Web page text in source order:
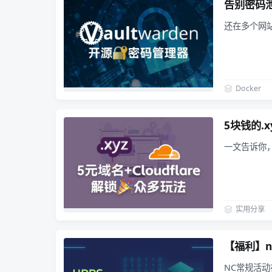
告别密码
还在多个网
Docker
5块钱的
一文告诉你
实用分享
【福利
NC常规活